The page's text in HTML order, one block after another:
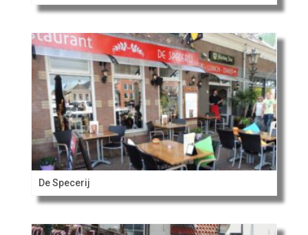
De Specerij